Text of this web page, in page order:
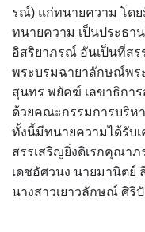
รณ์) แก่ทนายความ โดย
ทนายความ เป็นประธา
อิสริยาภรณ์ อันเป็นที่สร
พระบรมฉายาลักษณ์พร
สุนทร พยัคฆ์ เลขาธิกา
ด้วยคณะกรรมการบริห
ทั้งนี้มีทนายความได้รับ
สรรเสริญยิ่งดิเรกคุณา
เดชอัศวนง นายมานิตย์
นางสาวเยาวลักษณ์ ศิริ